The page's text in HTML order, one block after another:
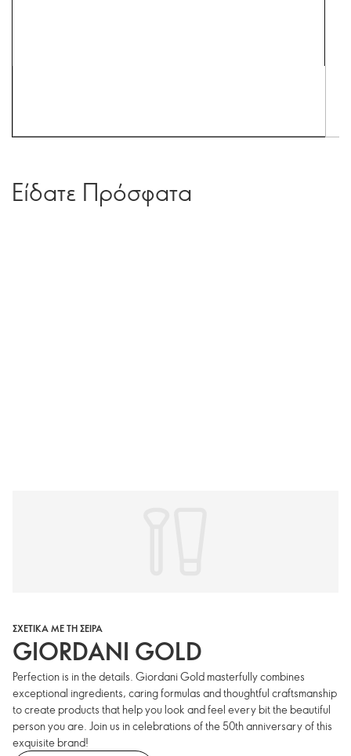
Είδατε Πρόσφατα
ΣΧΕΤΙΚΑ ΜΕ ΤΗ ΣΕΙΡΑ
GIORDANI GOLD
Perfection is in the details. Giordani Gold masterfully combines
exceptional ingredients, caring formulas and thoughtful craftsmanship
to create products that help you look and feel every bit the beautiful
person you are. Join us in celebrations of the 50th anniversary of this
exquisite brand!